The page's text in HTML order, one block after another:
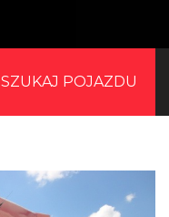
SZUKAJ POJAZDU